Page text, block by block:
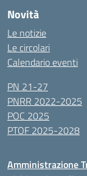
Novità
Le notizie
Le circolari
Calendario eventi
PN 21-27
PNRR 2022-2025
POC 2025
PTOF 2025-2028
Amministrazione